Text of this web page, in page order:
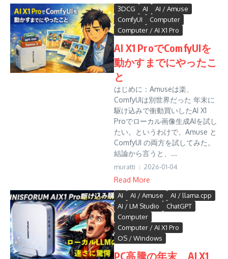
3DCG AI
AI / Amuse
ComfyUI
Computer
Computer / AI X1 Pro
AI X1 ProでComfyUIを
動かすまでにやったこ
と
はじめに：Amuseは楽、
ComfyUIは別世界だった 年末に
駆け込みで衝動買いしたAI X1
Proでローカル画像生成AIを試し
たい。というわけで、Amuse と
ComfyUI の両方を試してみた。
結論から言うと、...
muratti 2026-01-04
Read More
AI AI / Amuse
AI / llama.cpp
AI / LM Studio
ChatGPT
Computer
Computer / AI X1 Pro
OS / Windows
PC高騰の年末、AI X1